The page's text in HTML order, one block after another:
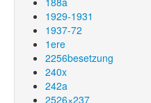
1929-1931
1937-72
1ere
2256besetzung
240x
242a
2526×237